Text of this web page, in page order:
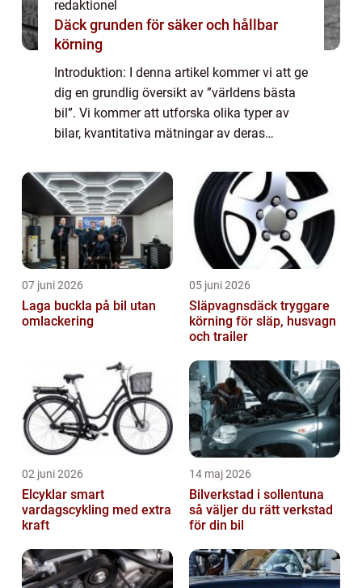
redaktionel
Däck grunden för säker och hållbar
körning
Introduktion: I denna artikel kommer vi att ge
dig en grundlig översikt av ”världens bästa
bil”. Vi kommer att utforska olika typer av
bilar, kvantitativa mätningar av deras
samt de viktigaste besl...
07 juni 2026
Laga buckla på bil utan
omlackering
05 juni 2026
Släpvagnsdäck tryggare
körning för släp, husvagn
och trailer
02 juni 2026
Elcyklar smart
vardagscykling med extra
kraft
14 maj 2026
Bilverkstad i sollentuna
så väljer du rätt verkstad
för din bil